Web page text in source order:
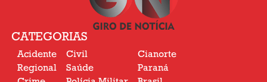
CATEGORIAS
Acidente
Regional
Civil
Saúde
Cianorte
Paraná